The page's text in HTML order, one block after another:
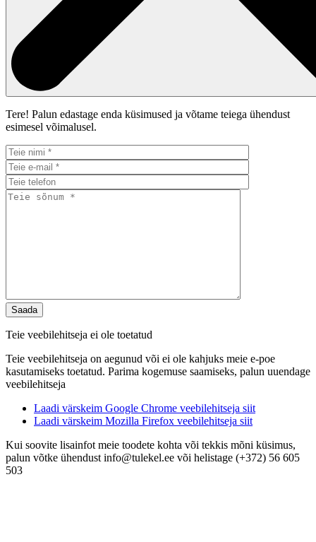
Tere! Palun edastage enda küsimused ja võtame teiega ühendust
esimesel võimalusel.
Teie veebilehitseja ei ole toetatud
Teie veebilehitseja on aegunud või ei ole kahjuks meie e-poe
kasutamiseks toetatud. Parima kogemuse saamiseks, palun uuendage
veebilehitseja
Laadi värskeim Google Chrome veebilehitseja siit
Laadi värskeim Mozilla Firefox veebilehitseja siit
Kui soovite lisainfot meie toodete kohta või tekkis mõni küsimus,
palun võtke ühendust info@tulekel.ee või helistage (+372) 56 605
503